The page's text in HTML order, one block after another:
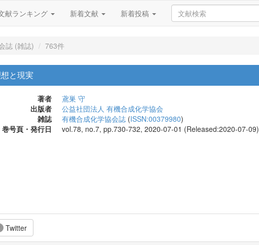
献ランキング 新着文献 新着投稿
誌 (雑誌) 763件
と現実
著者
鳶巣 守
出版者
公益社団法人 有機合成化学協会
雑誌
有機合成化学協会誌 (ISSN:00379980)
巻号頁・発行日
vol.78, no.7, pp.730-732, 2020-07-01 (Released:2020-07-09)
Twitter